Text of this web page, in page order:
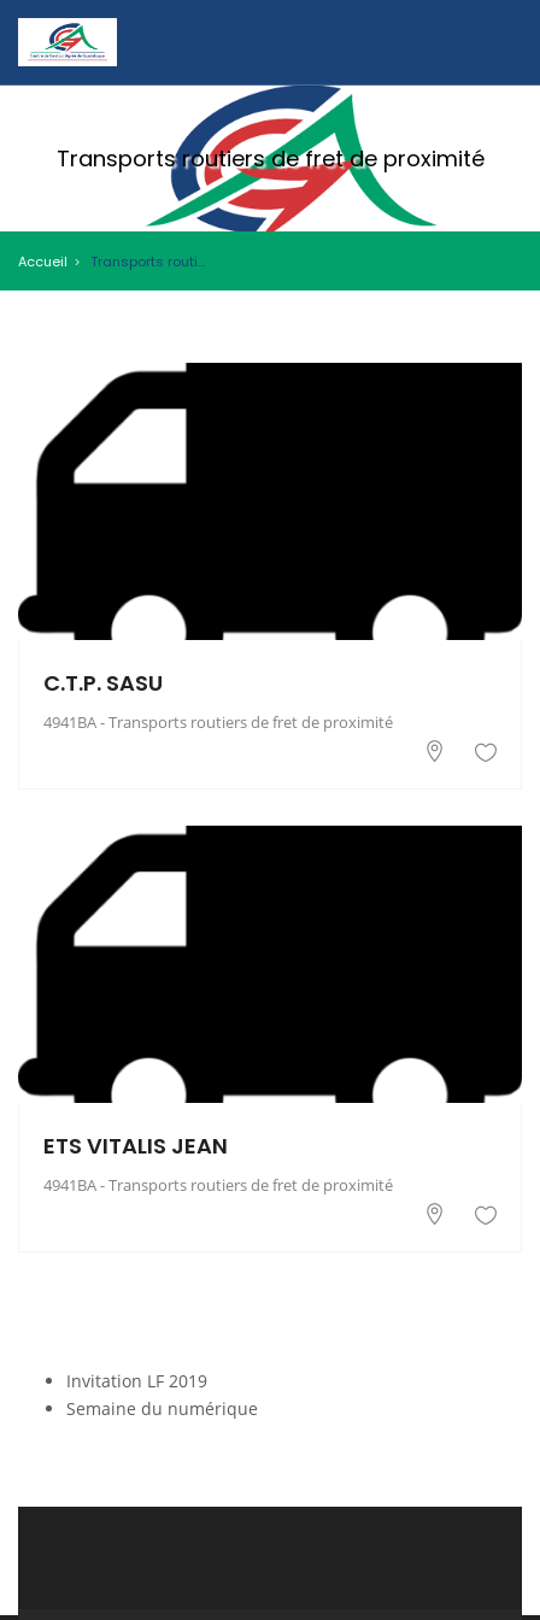
Transports routiers de fret de proximité
Accueil Transports routiers de fret de proximité
C.T.P. SASU
4941BA - Transports routiers de fret de proximité
ETS VITALIS JEAN
4941BA - Transports routiers de fret de proximité
Invitation LF 2019
Semaine du numérique